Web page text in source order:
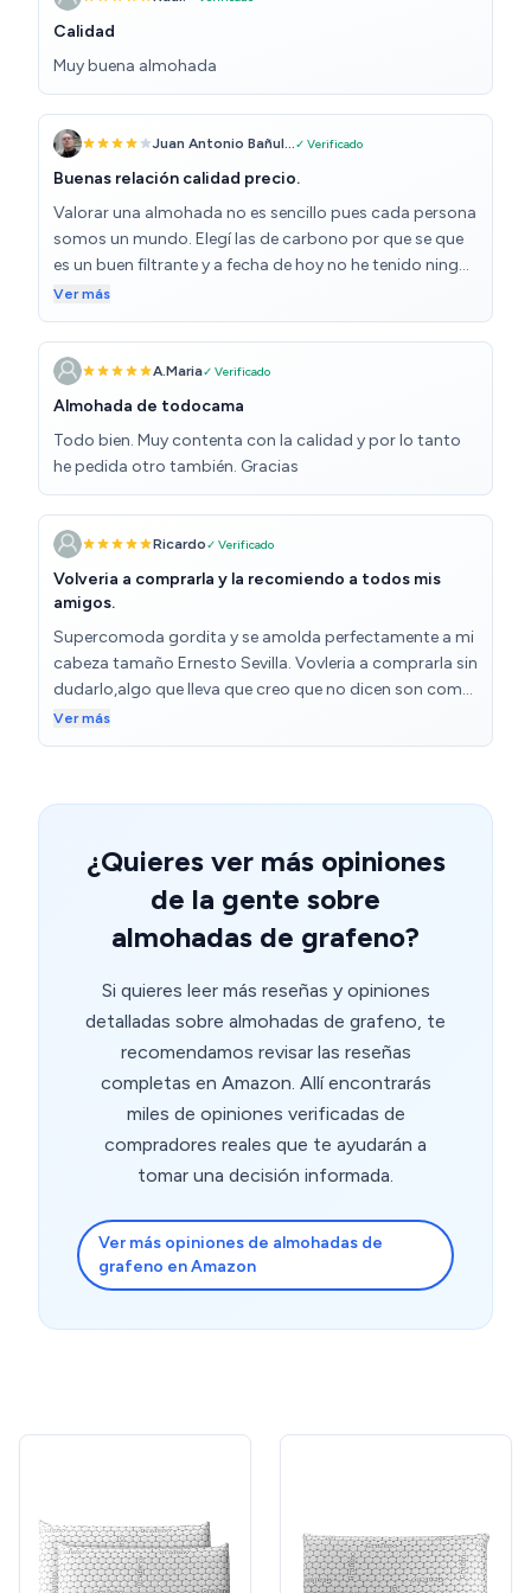
Calidad
Muy buena almohada
Juan Antonio Bañul...✓ Verificado
Buenas relación calidad precio.
Valorar una almohada no es sencillo pues cada persona
somos un mundo. Elegí las de carbono por que se que
es un buen filtrante y a fecha de hoy no he tenido ningún
problema de malos olores, ni tan solo el primer día.
Viene sin funda lavable, por lo que tendrás que ponerle
unas si quieres mejorar su durabilidad. Las dimensiones
son, largo 70 cm, ancho 37 cm aproximadamente y
alto 15 cm, por lo que estaremos hablando de
pesan 3,62 kgs cada una, si eres de los que duermen
boca abajo con la almohada encima, para mi gusto
son un poco pesadas. Son más duras que blandas que
conjuntamente con su altura, para mi, no son aptas
para dormir boca abajo. Sin embargo para dormir de
lado, yo las siento muy cómodas. Boca arriba también
son cómodas si te gusta tener la cabeza más bien
elevada. Dada su dureza, tardan un poco más de
tiempo en recuperar su forma inicial, con lo que si eres
de los que se mueve mucho, como yo, tardarás un
Ver más
A.Maria✓ Verificado
Almohada de todocama
Todo bien. Muy contenta con la calidad y por lo tanto
he pedida otro también. Gracias
Ricardo✓ Verificado
Volveria a comprarla y la recomiendo a todos mis
amigos.
Supercomoda gordita y se amolda perfectamente a mi
cabeza tamaño Ernesto Sevilla. Vovleria a comprarla sin
dudarlo,algo que lleva que creo que no dicen son como
hilos plateados que segun tengo entendido sirven para
descargar tu cuerpo denergia estatica y dormir mejor
Ver más
¿Quieres ver más opiniones
de la gente sobre
almohadas de grafeno?
Si quieres leer más reseñas y opiniones
detalladas sobre almohadas de grafeno, te
recomendamos revisar las reseñas
completas en Amazon. Allí encontrarás
miles de opiniones verificadas de
compradores reales que te ayudarán a
tomar una decisión informada.
Ver más opiniones de almohadas de
grafeno en Amazon